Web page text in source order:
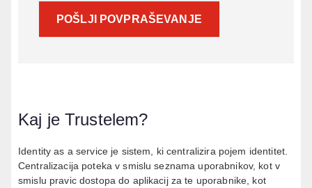
POŠLJI POVPRAŠEVANJE
Kaj je Trustelem?
Identity as a service je sistem, ki centralizira pojem identitet.
Centralizacija poteka v smislu seznama uporabnikov, kot v
smislu pravic dostopa do aplikacij za te uporabnike, kot